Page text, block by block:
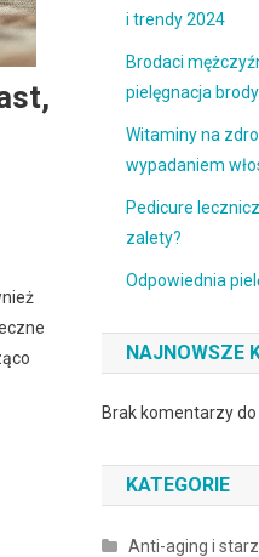
i trendy 2024
Brodaci
pielęgnacja brody
Witaminy na
wypadaniem
Pedicure
zalety?
Odpowiednia
NAJNOWSZE
Brak komentarzy
KATEGORIE
Anti-aging i